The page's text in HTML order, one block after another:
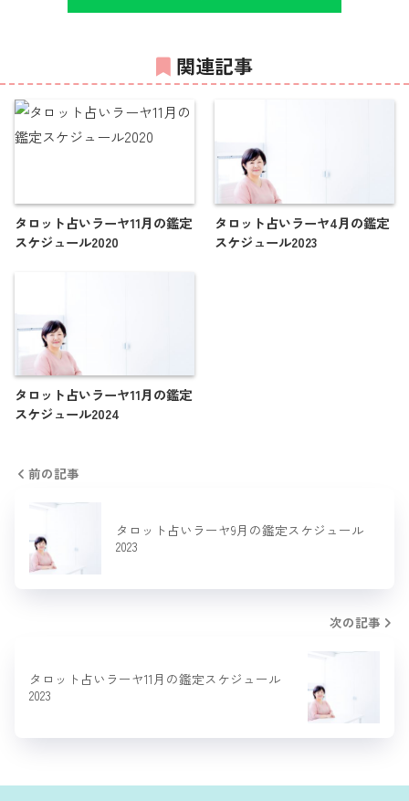
関連記事
タロット占いラーヤ11月の鑑定
スケジュール2020
タロット占いラーヤ4月の鑑定
スケジュール2023
タロット占いラーヤ11月の鑑定
スケジュール2024
前の記事
タロット占いラーヤ9月の鑑定スケジュール
2023
次の記事
タロット占いラーヤ11月の鑑定スケジュール
2023